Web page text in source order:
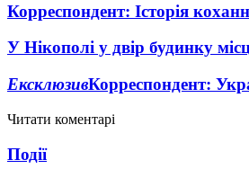
Корреспондент: Історія
У Нікополі у двір будинку
ЕксклюзивКорреспондент:
Читати коментарі
Події